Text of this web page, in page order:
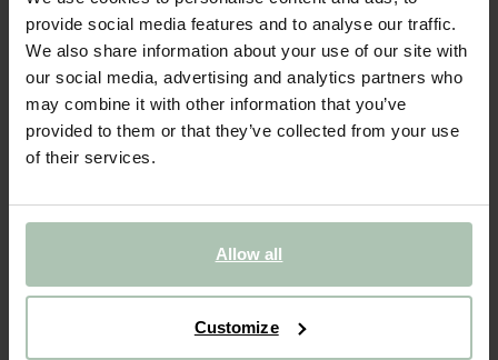
provide social media features and to analyse our traffic.
We also share information about your use of our site with
our social media, advertising and analytics partners who
may combine it with other information that you’ve
provided to them or that they’ve collected from your use
of their services.
Allow all
Customize
85.0034.00
Kies jouw maat
S M L XL XXL
BEKIJK WINKELVOORRAAD
Gratis verzending naar winkel